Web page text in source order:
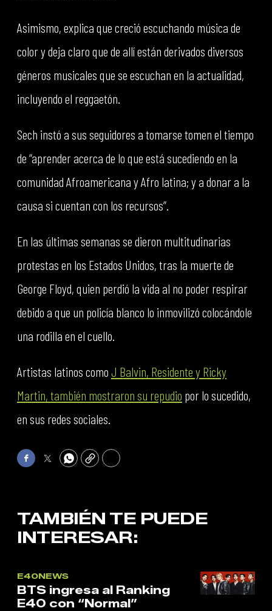
Asimismo, explica que creció escuchando música de
color y deja claro que de allí están derivados diversos
géneros musicales que se escuchan en la actualidad,
incluyendo el reggaetón.
Sech instó a sus seguidores a tomarse tomen el tiempo
de “aprender acerca de lo que está sucediendo en la
comunidad Afroamericana y Afro latina; y a donar a la
causa si cuentan con los recursos”.
En las últimas semanas se dieron multitudinarias
protestas en los Estados Unidos, tras la muerte de
George Floyd, quien perdió la vida al no poder respirar
debido a que un policía blanco lo inmovilizó colocándole
una rodilla en el cuello.
Artistas latinos comoJ Balvin, Residente y Ricky
Martin, también mostraron su repudio por lo sucedido,
en sus redes sociales.
FacebookTwitterWhatsApp
Copy Print
TAMBIÉN TE PUEDE
INTERESAR:
E40NEWS
BTS ingresa al Ranking
E40 con “Normal”